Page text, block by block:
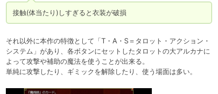
接触(体当たり)しすぎると衣装が破損
それ以外に本作の特徴として「T・A・S＝タロット・アクション・
システム」があり、各ボタンにセットしたタロットの大アルカナに
よって攻撃や補助の魔法を使うことが出来る。
単純に攻撃したり、ギミックを解除したり、使う場面は多い。